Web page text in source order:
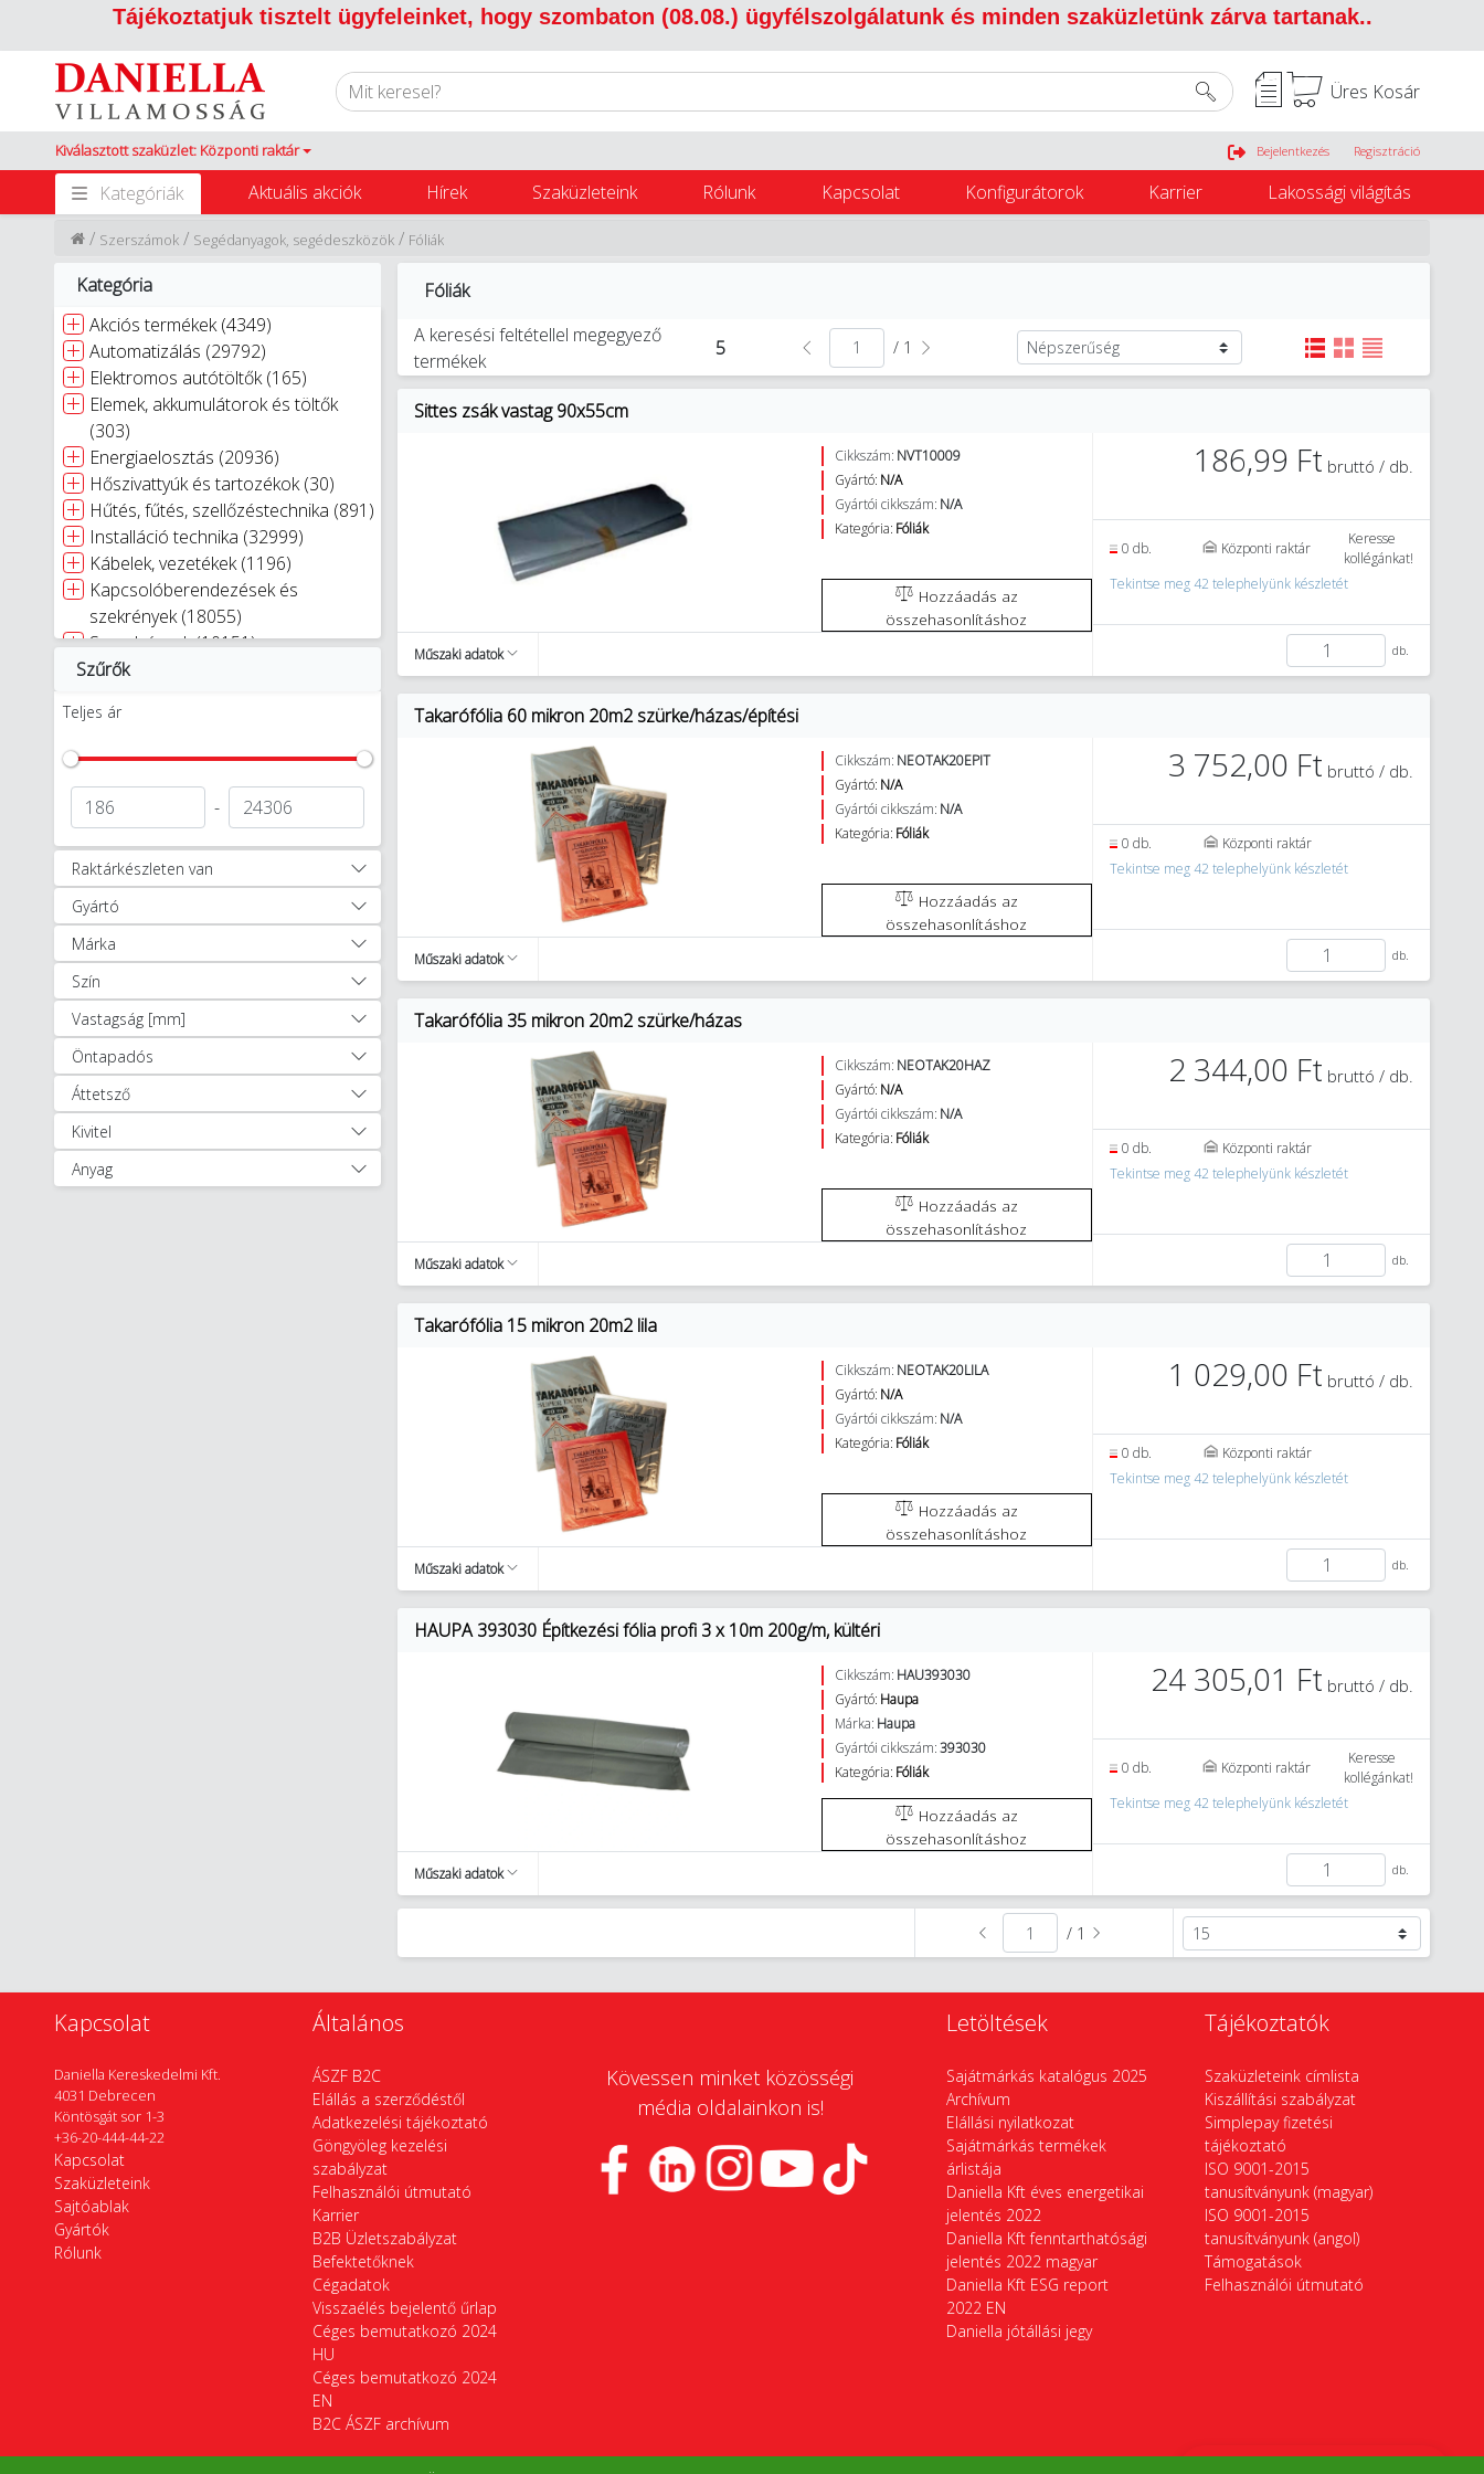
Tájékoztatjuk tisztelt ügyfeleinket, hogy szombaton (08.08.) ügyfélszolgálatunk és minden szaküzletünk zárva tartanak..
Üres Kosár
Kiválasztott szaküzlet: Központi raktár Belépés
Bejelentkezés Regisztráció
Kategóriák Aktuális akciók Hírek Szaküzleteink Rólunk Kapcsolat Konfigurátorok Karrier Lakossági világítás
Fóliák
/
Segédanyagok, segédeszközök
/
Szerszámok
/
Kategória
Akciós termékek (4349)
Automatizálás (29792)
Elektromos autótöltők (165)
Elemek, akkumulátorok és töltők
(303)
Energiaelosztás (20936)
Hőszivattyúk és tartozékok (30)
Hűtés, fűtés, szellőzéstechnika (891)
Installáció technika (32999)
Kábelek, vezetékek (1196)
Kapcsolóberendezések és
szekrények (18055)
Szerelvények (10151)
Kaputechnika (9)
Világítástechnika (27331)
Autóápolási termékek (47)
Munkavédelem, védőruházat (1256)
Okosotthon megoldások (321)
Okosotthon csomagok (17)
Szerszámok (11897)
robbanómotoros és
Építőipar, kert- és tereprendezés
(93)
Elektromos szerszám
akkumulátorok és töltők (119)
Forrasztás- és
hegesztéstechnika (118)
Szűrők
Teljes ár
-
Raktárkészleten van
Gyártó
Márka
Szín
Vastagság [mm]
Öntapadós
Áttetsző
Kivitel
Anyag
Fóliák
A keresési feltétellel megegyező
termékek
5 / 1
Sittes zsák vastag 90x55cm
Cikkszám: NVT10009
Gyártó: N/A
Gyártói cikkszám: N/A
Kategória: Fóliák
összehasonlításhoz
Műszaki adatok
186,99 Ft bruttó / db.
0 db. Központi raktár
Keresse
kollégánkat!
Tekintse meg 42 telephelyünk készletét
db.
Takarófólia 60 mikron 20m2 szürke/házas/építési
Cikkszám: NEOTAK20EPIT
Gyártó: N/A
Gyártói cikkszám: N/A
Kategória: Fóliák
összehasonlításhoz
Műszaki adatok
3 752,00 Ft bruttó / db.
0 db.
Központi raktár
Tekintse meg 42 telephelyünk készletét
db.
Takarófólia 35 mikron 20m2 szürke/házas
Cikkszám: NEOTAK20HAZ
Gyártó: N/A
Gyártói cikkszám: N/A
Kategória: Fóliák
összehasonlításhoz
Műszaki adatok
2 344,00 Ft bruttó / db.
0 db.
Központi raktár
Tekintse meg 42 telephelyünk készletét
db.
Takarófólia 15 mikron 20m2 lila
Cikkszám: NEOTAK20LILA
Gyártó: N/A
Gyártói cikkszám: N/A
Kategória: Fóliák
összehasonlításhoz
Műszaki adatok
1 029,00 Ft bruttó / db.
0 db.
Központi raktár
Tekintse meg 42 telephelyünk készletét
db.
HAUPA 393030 Építkezési fólia profi 3 x 10m 200g/m, kültéri
Cikkszám: HAU393030
Gyártó: Haupa
Márka: Haupa
Gyártói cikkszám:393030
Kategória: Fóliák
összehasonlításhoz
Műszaki adatok
24 305,01 Ft bruttó / db.
0 db. Központi raktár
Keresse
kollégánkat!
Tekintse meg 42 telephelyünk készletét
db.
/ 1
Kapcsolat
Daniella Kereskedelmi Kft.
4031 Debrecen
Köntösgát sor 1-3
+36-20-444-44-22
Kapcsolat
Szaküzleteink
Sajtóablak
Gyártók
Rólunk
Általános
ÁSZF B2C
Elállás a szerződéstől
Adatkezelési tájékoztató
Göngyöleg kezelési
szabályzat
Felhasználói útmutató
Karrier
B2B Üzletszabályzat
Befektetőknek
Cégadatok
Visszaélés bejelentő űrlap
Céges bemutatkozó 2024
HU
Céges bemutatkozó 2024
EN
B2C ÁSZF archívum
Kövessen minket közösségi
média oldalainkon is!
Letöltések
Sajátmárkás katalógus 2025
Archívum
Elállási nyilatkozat
Sajátmárkás termékek
árlistája
Daniella Kft éves energetikai
jelentés 2022
Daniella Kft fenntarthatósági
jelentés 2022 magyar
Daniella Kft ESG report
2022 EN
Daniella jótállási jegy
Tájékoztatók
Szaküzleteink címlista
Kiszállítási szabályzat
Simplepay fizetési
tájékoztató
ISO 9001-2015
tanusítványunk (magyar)
ISO 9001-2015
tanusítványunk (angol)
Támogatások
Felhasználói útmutató